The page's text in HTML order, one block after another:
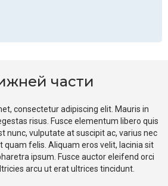
части
consectetur adipiscing elit. Mauris in
risus. Fusce elementum libero quis
nunc, vulputate at suscipit ac, varius nec
quam felis. Aliquam eros velit, lacinia sit
ipsum. Fusce auctor eleifend orci
arcu ut erat ultrices tincidunt.